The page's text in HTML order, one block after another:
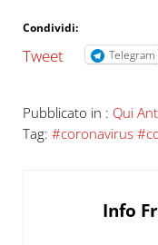
Condividi:
Tweet Telegram
Pubblicato in : Qui
Tag: #coronavirus
Info